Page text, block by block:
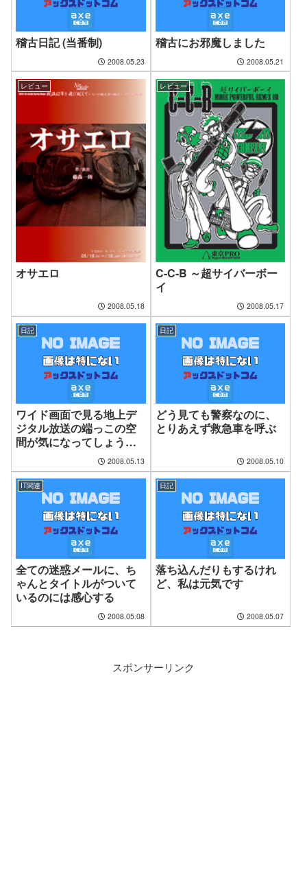
稽古日記 (当番制)
2008.05.23
稽古にお邪魔しました
2008.05.21
レビュー
オサエロ
2008.05.18
レビュー
C-C-B ～超サイバーボー
イ
2008.05.17
日記
ワイド画面で見る地上デ
ジタル放送の端っこの空
間が気になってしょうが
2008.05.13
日記
どう見ても警察なのに、
とりあえず救急車を呼ぶ
2008.05.10
IT関連
全ての迷惑メールに、ち
ゃんとタイトルがついて
いるのには感心する
2008.05.08
日記
落ち込んだりもするけれ
ど、私は元気です
2008.05.07
スポンサーリンク